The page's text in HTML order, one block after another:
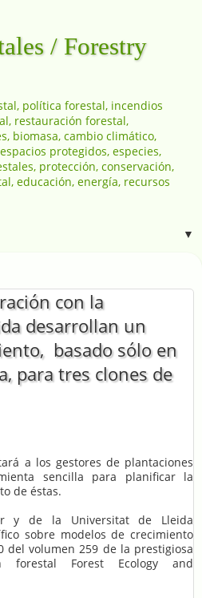
/ Forestry
política forestal, incendios
restauración forestal,
biomasa, cambio climático,
protegidos, especies,
protección, conservación,
educación, energía, recursos
▼
con la
desarrollan un
basado sólo en
para tres clones de
a los gestores de plantaciones
sencilla para planificar la
de éstas.
y de la Universitat de Lleida
sobre modelos de crecimiento
del volumen 259 de la prestigiosa
forestal Forest Ecology and